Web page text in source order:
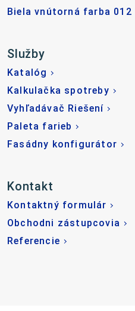
Biela vnútorná farba 012
Služby
Katalóg
Kalkulačka spotreby
Vyhľadávač Riešení
Paleta farieb
Fasádny konfigurátor
Kontakt
Kontaktný formulár
Obchodni zástupcovia
Referencie